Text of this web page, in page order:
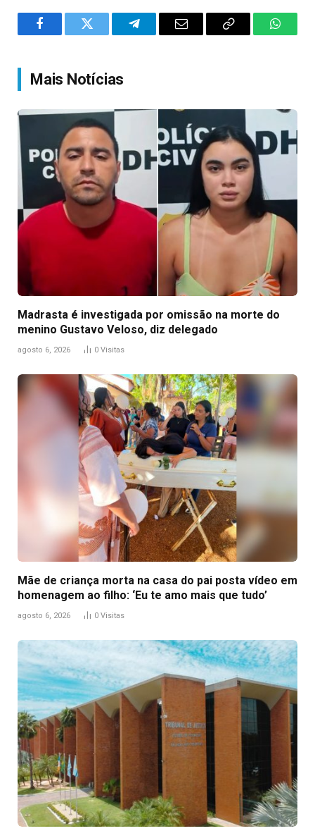
FacebookTwitter TelegramEmail
Copy
Mais Notícias
Madrasta é investigada por omissão na morte do
menino Gustavo Veloso, diz delegado
agosto 6, 2026 0 Visitas
Mãe de criança morta na casa do pai posta vídeo em
homenagem ao filho: ‘Eu te amo mais que tudo’
agosto 6, 2026 0 Visitas